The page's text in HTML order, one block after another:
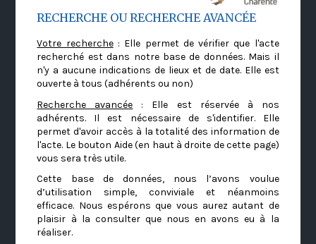
RECHERCHE OU RECHERCHE AVANCÉE
Votre recherche: Elle permet de vérifier que l'acte
recherché est dans notre base de données. Mais il
n'y a aucune indications de lieux et de date. Elle est
ouverte à tous (adhérents ou non)
Recherche avancée : Elle est réservée à nos
adhérents. Il est nécessaire de s'identifier. Elle
permet d'avoir accès à la totalité des information de
l'acte. Le bouton Aide (en haut à droite de cette page)
vous sera très utile.
Cette base de données, nous l’avons voulue
d’utilisation simple, conviviale et néanmoins
efficace. Nous espérons que vous aurez autant de
plaisir à la consulter que nous en avons eu à la
réaliser.